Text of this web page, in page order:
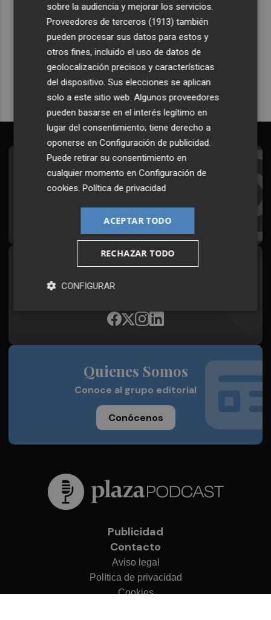
Recibe toda la actualidad de
Plaza Podcast en tu correo
Quiero suscribirme
Suscríbete al Boletín
Todos los días a primera hora en tu email
¡Quiero suscribirme!
Síguenos en redes
Plaza Podcast, desde cualquier medio
Quienes Somos
Conoce al grupo editorial
Conócenos
Publicidad
Contacto
Aviso legal
Política de privacidad
Cookies
sobre la audiencia y mejorar los servicios.
Proveedores de terceros (1913) también
pueden procesar sus datos para estos y
otros fines, incluido el uso de datos de
geolocalización precisos y características
del dispositivo. Sus elecciones se aplican
solo a este sitio web. Algunos proveedores
pueden basarse en el interés legítimo en
lugar del consentimiento; tiene derecho a
oponerse enConfiguración de publicidad
Puede retirar su consentimiento en
cualquier momento enConfiguración de
cookies .Política de privacidad
ACEPTAR TODO
RECHAZAR TODO
CONFIGURAR